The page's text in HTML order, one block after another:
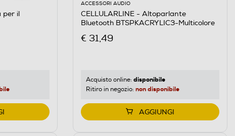
per il
ACCESSORI AUDIO
CELLULARLINE - Altoparlante
Bluetooth BTSPKACRYLIC3-Multicolore
€ 31,49
Acquisto online: disponibile
Ritiro in negozio: non disponibile
AGGIUNGI